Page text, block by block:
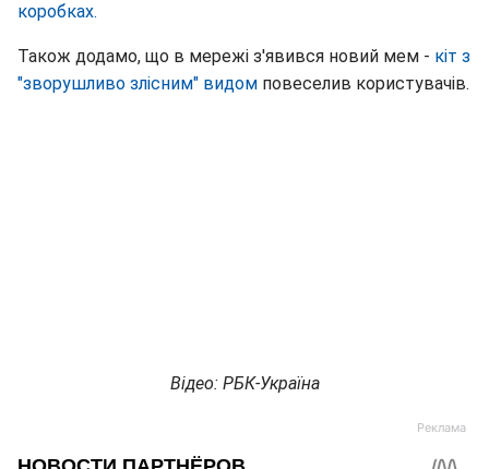
коробках.
Також додамо, що в мережі з'явився новий мем - кіт з
"зворушливо злісним" видом повеселив користувачів.
Відео: РБК-Україна